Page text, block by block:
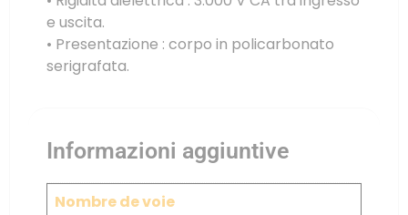
e uscita.
• Presentazione : corpo in policarbonato
serigrafata.
Informazioni aggiuntive
Nombre de voie